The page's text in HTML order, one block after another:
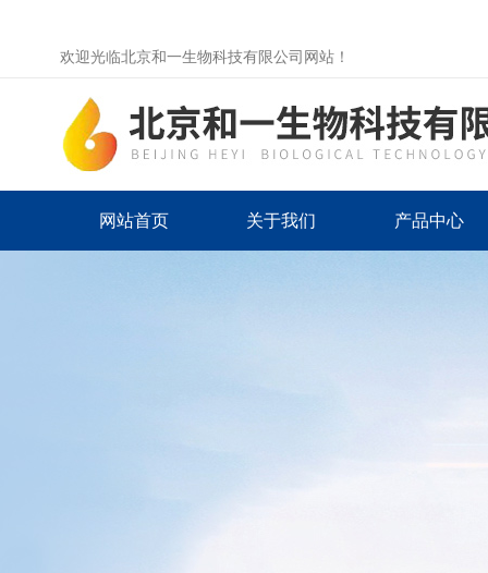
欢迎光临北京和一生物科技有限公司网站！
网站首页 关于我们 产品中心